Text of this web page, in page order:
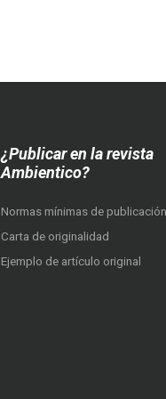
¿Publicar en la revista
Ambientico?
Normas mínimas de publicación
Carta de originalidad
Ejemplo de artículo original